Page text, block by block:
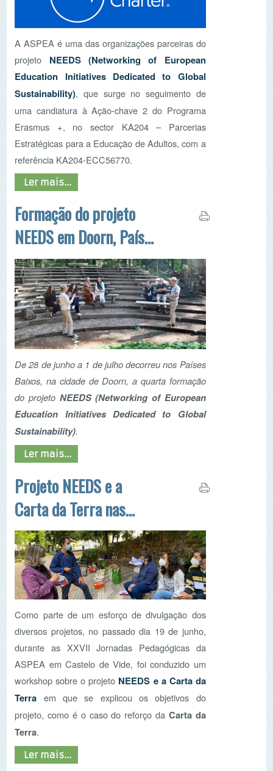
NEEDS (Networking of European
Education Initiatives Dedicated to Global
Sustainability) , que surge no seguimento de
uma candiatura à Ação-chave 2 do Programa
Erasmus +, no sector KA204 – Parcerias
referência KA204-ECC56770.
Formação do projeto
NEEDS em Doorn, Países
Baixos
De 28 de junho a 1 de julho decorreu nos Países
Baixos, na cidade de Doorn, a quarta formação
do projetoNEEDS (Networking of European
Education Initiatives Dedicated to Global
Sustainability).
Ler mais...
Projeto NEEDS e a
Carta da Terra nas
XXVII Jornadas
Pedagógicas de
Educação Ambiental
Como parte de um esforço de divulgação dos
diversos projetos, no passado dia 19 de junho,
durante as XXVII Jornadas Pedagógicas da
ASPEA em Castelo de Vide, foi conduzido um
workshop sobre o projetoNEEDS e a Carta da
Terraem que se explicou os objetivos do
Terra.
Workshop do Projeto
NEEDS em Viseu